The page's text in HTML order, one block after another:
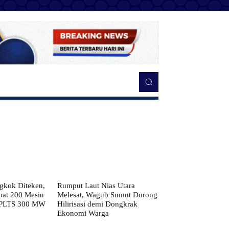
Diteken,
200 Mesin
300 MW
Rumput Laut Nias Utara
Melesat, Wagub Sumut Dorong
Hilirisasi demi Dongkrak
Ekonomi Warga